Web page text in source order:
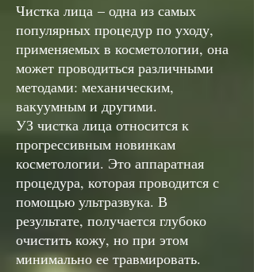
Чистка лица – одна из самых
популярных процедур по уходу,
применяемых в косметологии, она
может проводиться различными
методами: механическим,
вакуумным и другими.
УЗ чистка лица относится к
прогрессивным новинкам
косметологии. Это аппаратная
процедура, которая проводится с
помощью ультразвука. В
результате, получается глубоко
очистить кожу, но при этом
минимально ее травмировать.